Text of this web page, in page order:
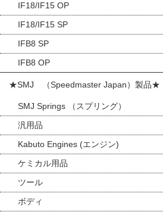
IF18/IF15 OP
IF18/IF15 SP
IFB8 SP
IFB8 OP
★SMJ （Speedmaster Japan）製品★
SMJ Springs （スプリング）
汎用品
Kabuto Engines (エンジン)
ケミカル用品
ツール
ボディ